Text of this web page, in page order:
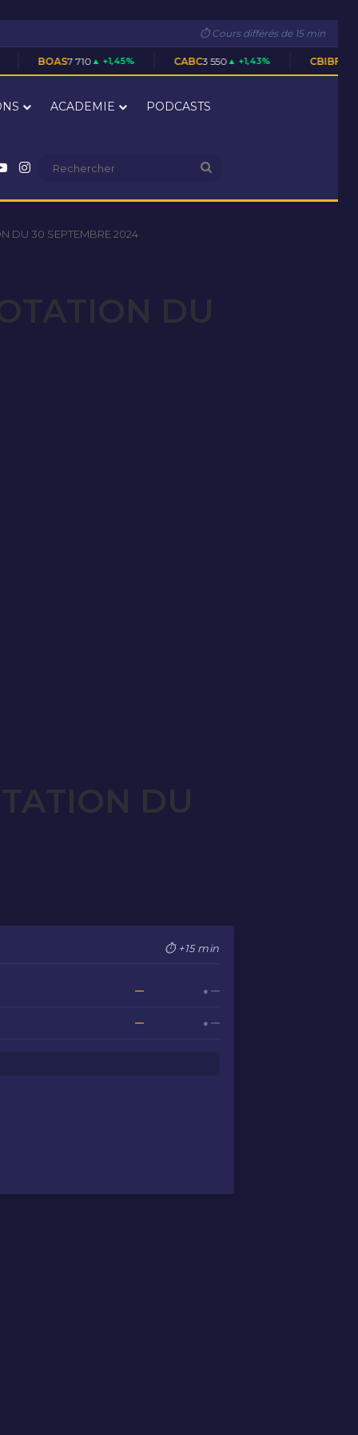
⏱ Cours différés de 15 min
▲ +1,45% CABC3 550 ▲ +1,43% CBIBF28 305 ▲ +0,02%
ACADEMIE PODCASTS
YouTube
Instagram
DU 30 SEPTEMBRE 2024
DU
⏱ +15 min
— ● —
— ● —